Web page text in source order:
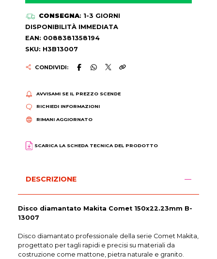
CONSEGNA: 1-3 GIORNI
DISPONIBILITÀ IMMEDIATA
EAN: 0088381358194
SKU: H3B13007
CONDIVIDI:
AVVISAMI SE IL PREZZO SCENDE
RICHIEDI INFORMAZIONI
RIMANI AGGIORNATO
SCARICA LA SCHEDA TECNICA DEL PRODOTTO
DESCRIZIONE
Disco diamantato Makita Comet 150x22.23mm B-
13007
Disco diamantato professionale della serie Comet Makita,
progettato per tagli rapidi e precisi su materiali da
costruzione come mattone, pietra naturale e granito.